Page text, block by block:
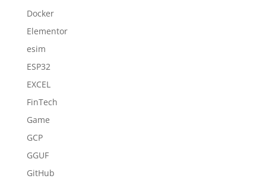
Docker
Elementor
esim
ESP32
EXCEL
FinTech
Game
GCP
GGUF
GitHub